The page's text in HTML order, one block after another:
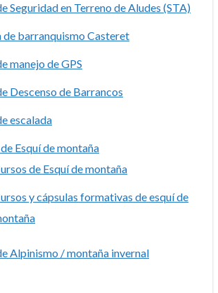
Seguridad en Terreno de Aludes (STA)
de barranquismo Casteret
manejo de GPS
Descenso de Barrancos
escalada
Esquí de montaña
de Esquí de montaña
y cápsulas formativas de esquí de
Alpinismo / montaña invernal